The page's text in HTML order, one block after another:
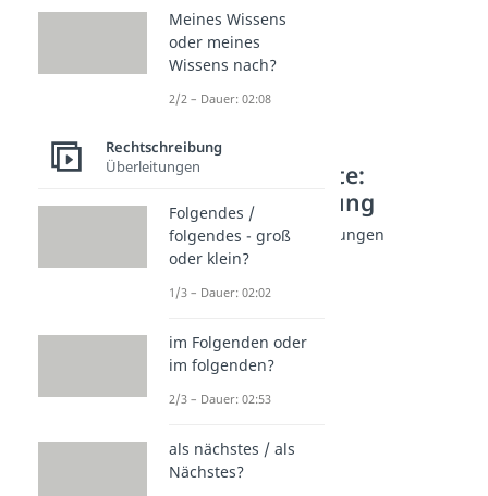
Weitere Inhalte:
Rechtschreibung
Jugendworte: Abkürzungen
lmao Abkürzung
tbh Abkürzung
NPC
Dauer: 02:45
Sybau
fml Abkürzung
Dauer: 01:29
Meines Wissens
oder meines
Wissens nach?
2/2 – Dauer: 02:08
Rechtschreibung
Überleitungen
Folgendes /
folgendes - groß
oder klein?
1/3 – Dauer: 02:02
im Folgenden oder
im folgenden?
2/3 – Dauer: 02:53
als nächstes / als
Nächstes?